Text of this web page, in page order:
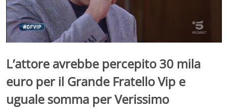
L’attore avrebbe percepito 30 mila
euro per il Grande Fratello Vip e
uguale somma per Verissimo